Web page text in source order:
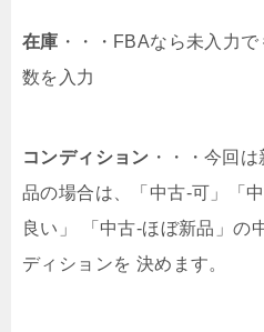
在庫 ・・・FBAなら未入力
数を入力
コンディション ・・・今回
品の場合は、「中古-可」「
良い」 「中古-ほぼ新品」の
ディションを 決めます。